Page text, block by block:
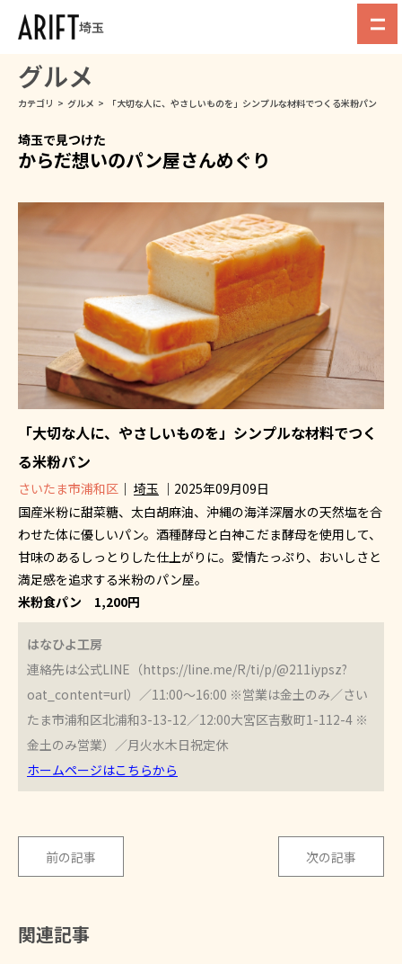
埼玉
グルメ
カテゴリ > グルメ > 「大切な人に、やさしいものを」シンプルな材料でつくる米粉パン
埼玉で見つけた
からだ想いのパン屋さんめぐり
「大切な人に、やさしいものを」シンプルな材料でつく
る米粉パン
さいたま市浦和区 ｜ 埼玉 ｜2025年09月09日
国産米粉に甜菜糖、太白胡麻油、沖縄の海洋深層水の天然塩を合
わせた体に優しいパン。酒種酵母と白神こだま酵母を使用して、
甘味のあるしっとりした仕上がりに。愛情たっぷり、おいしさと
満足感を追求する米粉のパン屋。
米粉食パン 1,200円
はなひよ工房
連絡先は公式LINE（https://line.me/R/ti/p/@211iypsz?
oat_content=url）／11:00～16:00 ※営業は金土のみ／さい
たま市浦和区北浦和3-13-12／12:00大宮区吉敷町1-112-4 ※
金土のみ営業）／月火水木日祝定休
ホームページはこちらから
前の記事 次の記事
関連記事